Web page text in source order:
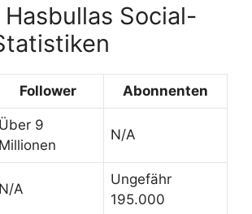
Social-
Follower Abonnenten
Über 9
Millionen
N/A
N/A
Ungefähr
195.000